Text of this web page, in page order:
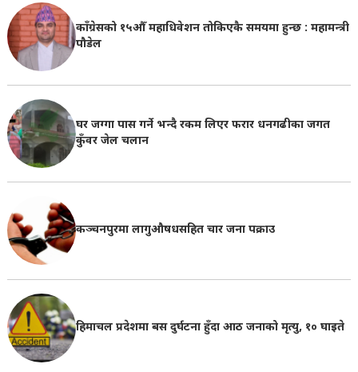
काँग्रेसको १५औँ महाधिवेशन तोकिएकै समयमा हुन्छ : महामन्त्री
पौडेल
घर जग्गा पास गर्ने भन्दै रकम लिएर फरार धनगढीका जगत
कुँवर जेल चलान
कञ्चनपुरमा लागुऔषधसहित चार जना पक्राउ
हिमाचल प्रदेशमा बस दुर्घटना हुँदा आठ जनाको मृत्यु, १० घाइते